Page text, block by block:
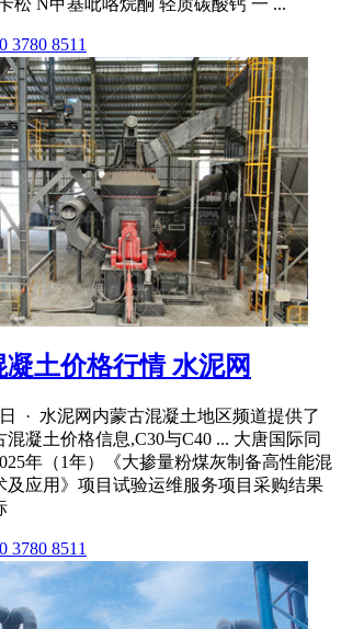
3780 8511
凝土价格行情 水泥网
日 · 水泥网内蒙古混凝土地区频道提供了
混凝土价格信息,C30与C40 ... 大唐国际同
年（1年）《大掺量粉煤灰制备高性能混
及应用》项目试验运维服务项目采购结果
3780 8511